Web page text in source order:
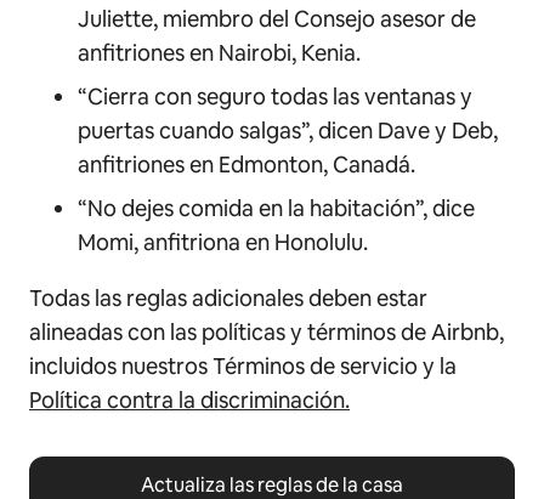
Juliette, miembro del Consejo asesor de
anfitriones en Nairobi, Kenia.
“Cierra con seguro todas las ventanas y
puertas cuando salgas”, dicen Dave y Deb,
anfitriones en Edmonton, Canadá.
“No dejes comida en la habitación”, dice
Momi, anfitriona en Honolulu.
Todas las reglas adicionales deben estar
alineadas con las políticas y términos de Airbnb,
incluidos nuestros Términos de servicio y la
Política contra la discriminación.
Actualiza las reglas de la casa